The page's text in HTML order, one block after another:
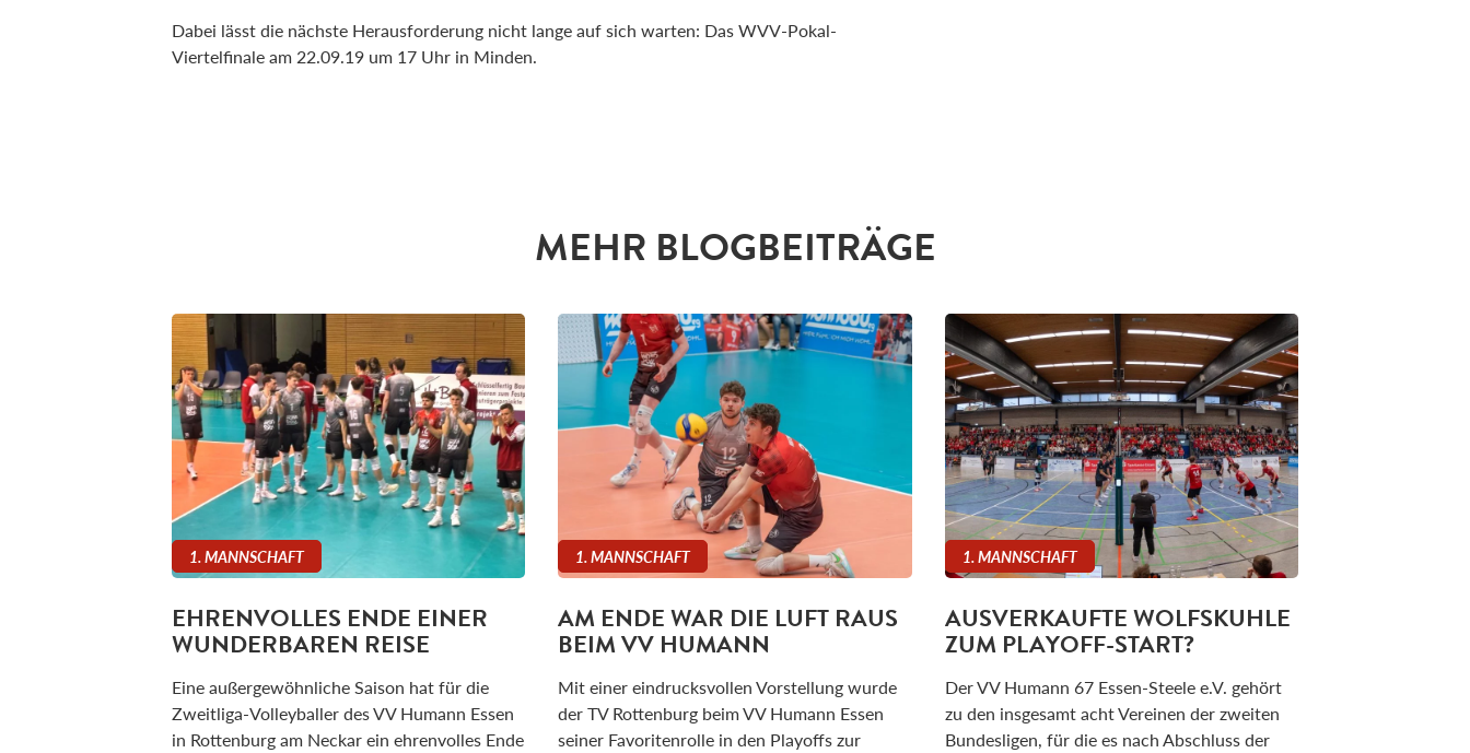
Dabei lässt die nächste Herausforderung nicht lange auf sich warten: Das WVV-Pokal-
Viertelfinale am 22.09.19 um 17 Uhr in Minden.
MEHR BLOGBEITRÄGE
1. MANNSCHAFT
EHRENVOLLES ENDE EINER
WUNDERBAREN REISE
Eine außergewöhnliche Saison hat für die
Zweitliga-Volleyballer des VV Humann Essen
in Rottenburg am Neckar ein ehrenvolles Ende
1. MANNSCHAFT
AM ENDE WAR DIE LUFT RAUS
BEIM VV HUMANN
Mit einer eindrucksvollen Vorstellung wurde
der TV Rottenburg beim VV Humann Essen
seiner Favoritenrolle in den Playoffs zur
1. MANNSCHAFT
AUSVERKAUFTE WOLFSKUHLE
ZUM PLAYOFF-START?
Der VV Humann 67 Essen-Steele e.V. gehört
zu den insgesamt acht Vereinen der zweiten
Bundesligen, für die es nach Abschluss der